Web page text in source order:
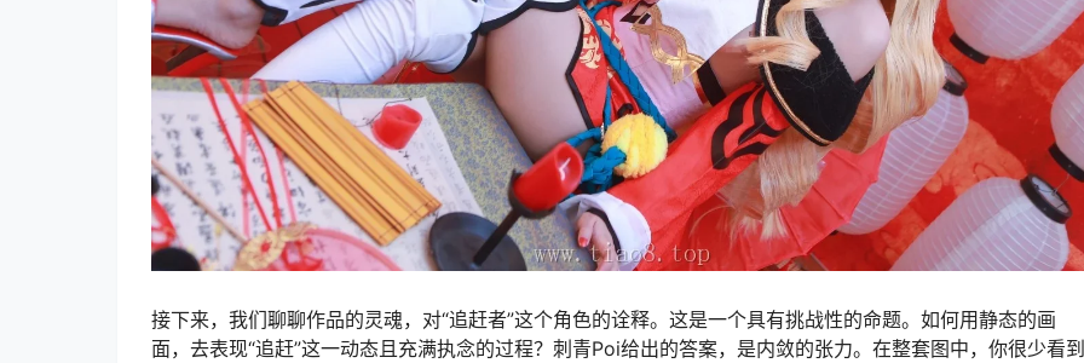
接下来，我们聊聊作品的灵魂，对“追赶者”这个角色的诠释。这是一个具有挑战性的命题。如何用静态的画
面，去表现“追赶”这一动态且充满执念的过程？刺青Poi给出的答案，是内敛的张力。在整套图中，你很少看到